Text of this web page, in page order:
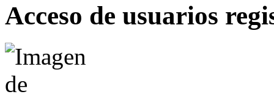
Acceso de usuarios